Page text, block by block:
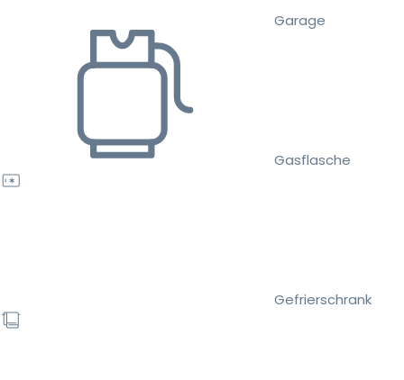
Garage
Gasflasche
Gefrierschrank